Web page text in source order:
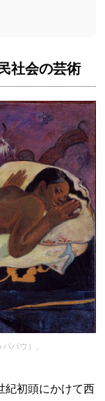
社会の芸術
パウ）,
紀初頭にかけて西